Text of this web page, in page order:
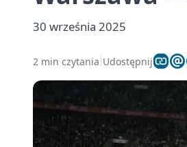
30 września 2025
2 min czytania Udostępnij